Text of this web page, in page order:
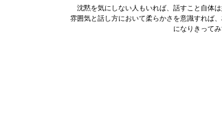
沈黙を気にしない人もいれば、話すこと自体
雰囲気と話し方において柔らかさを意識すれば
になりきって